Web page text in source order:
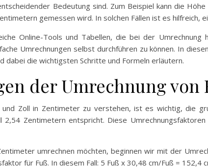
Bedeutung sind. Zum Beispiel kann die
gemessen wird. In solchen Fällen ist es hilfreich,
Online-Tools und Tabellen, die bei der
Umrechnungen selbst durchführen zu können. In
dabei die wichtigsten Schritte und Formeln erläutern.
der Umrechnung
Zoll in Zentimeter zu verstehen, ist es wichtig, die
2,54 Zentimetern entspricht. Diese
umrechnen möchten, beginnen wir mit der
für Fuß. In diesem Fall: 5 Fuß x 30,48 cm/Fuß = 152,4